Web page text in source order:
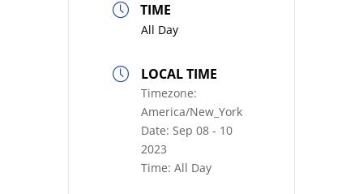
TIME
All Day
LOCAL TIME
Timezone:
America/New_York
Date: Sep 08 - 10
2023
Time: All Day